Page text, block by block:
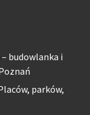
budowlanka i
parków,